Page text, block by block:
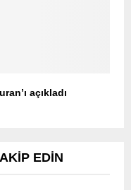
açıkladı
EDIN